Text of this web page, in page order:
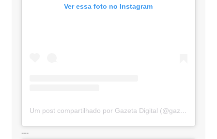
Ver essa foto no Instagram
Um post compartilhado por Gazeta Digital (@gazetadigital)
---